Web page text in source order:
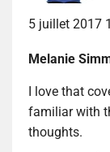
5 juillet 2017
Melanie
I love that
familiar with
thoughts.